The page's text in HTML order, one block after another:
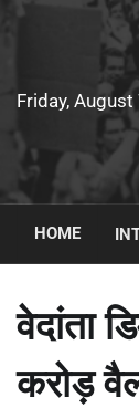
Friday,
HOME
वेदांता
करोड़